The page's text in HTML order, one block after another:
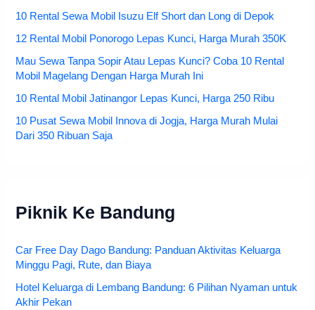
10 Rental Sewa Mobil Isuzu Elf Short dan Long di Depok
12 Rental Mobil Ponorogo Lepas Kunci, Harga Murah 350K
Mau Sewa Tanpa Sopir Atau Lepas Kunci? Coba 10 Rental
Mobil Magelang Dengan Harga Murah Ini
10 Rental Mobil Jatinangor Lepas Kunci, Harga 250 Ribu
10 Pusat Sewa Mobil Innova di Jogja, Harga Murah Mulai
Dari 350 Ribuan Saja
Piknik Ke Bandung
Car Free Day Dago Bandung: Panduan Aktivitas Keluarga
Minggu Pagi, Rute, dan Biaya
Hotel Keluarga di Lembang Bandung: 6 Pilihan Nyaman untuk
Akhir Pekan